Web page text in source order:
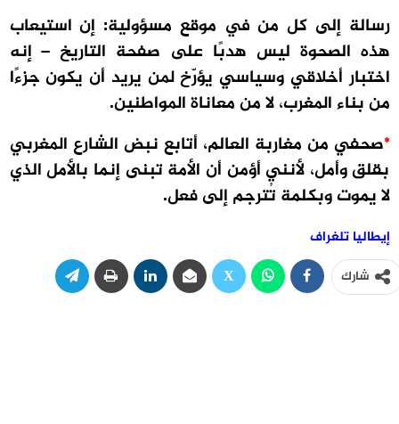
رسالة إلى كل من في موقع مسؤولية: إن استيعاب
هذه الصحوة ليس هدبًا على صفحة التاريخ – إنه
اختبار أخلاقي وسياسي يؤرّخ لمن يريد أن يكون جزءًا
من بناء المغرب، لا من معاناة المواطنين.
*صحفي من مغاربة العالم، أتابع نبض الشارع المغربي
بقلق وأمل، لأنني أؤمن أن الأمة تبنى إنما بالأمل الذي
لا يموت وبكلمة تُترجم إلى فعل.
إيطاليا تلغراف
شارك